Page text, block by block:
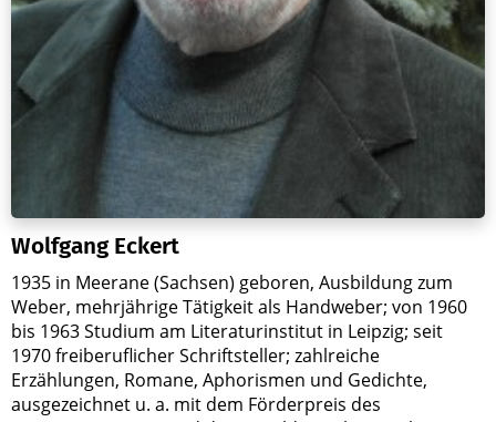
Wolfgang Eckert
1935 in Meerane (Sachsen) geboren, Ausbildung zum
Weber, mehrjährige Tätigkeit als Handweber; von 1960
bis 1963 Studium am Literaturinstitut in Leipzig; seit
1970 freiberuflicher Schriftsteller; zahlreiche
Erzählungen, Romane, Aphorismen und Gedichte,
ausgezeichnet u. a. mit dem Förderpreis des